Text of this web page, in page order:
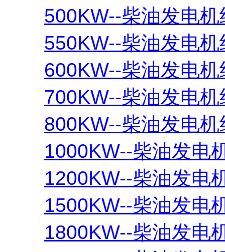
500KW--柴油发电机
550KW--柴油发电机
600KW--柴油发电机
700KW--柴油发电机
800KW--柴油发电机
1000KW--柴油发电
1200KW--柴油发电
1500KW--柴油发电
1800KW--柴油发电